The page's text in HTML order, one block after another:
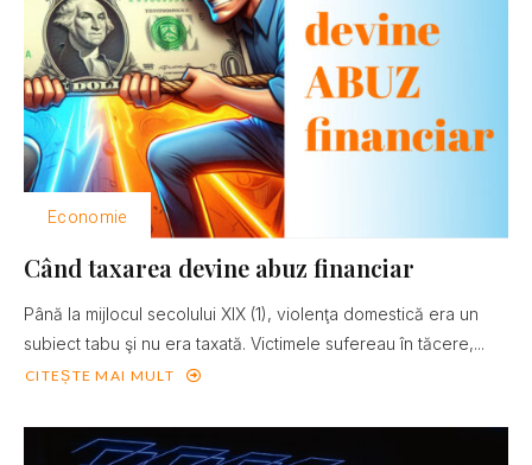
Economie
Când taxarea devine abuz financiar
Până la mijlocul secolului XIX (1), violenţa domestică era un
subiect tabu şi nu era taxată. Victimele sufereau în tăcere,...
CITEȘTE MAI MULT